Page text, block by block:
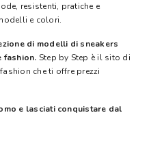
resistenti, pratiche e
e colori.
di modelli di sneakers
fashion. Step by Step è il sito di
che ti offre prezzi
e lasciati conquistare dal